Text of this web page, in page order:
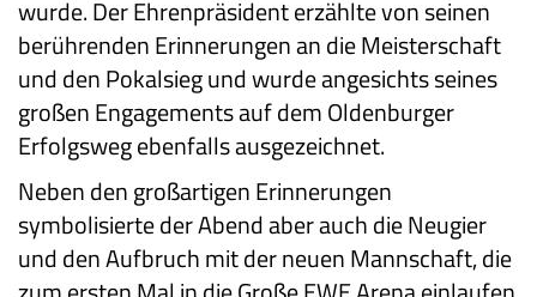
wurde. Der Ehrenpräsident erzählte von seinen
berührenden Erinnerungen an die Meisterschaft
und den Pokalsieg und wurde angesichts seines
großen Engagements auf dem Oldenburger
Erfolgsweg ebenfalls ausgezeichnet.
Neben den großartigen Erinnerungen
symbolisierte der Abend aber auch die Neugier
und den Aufbruch mit der neuen Mannschaft, die